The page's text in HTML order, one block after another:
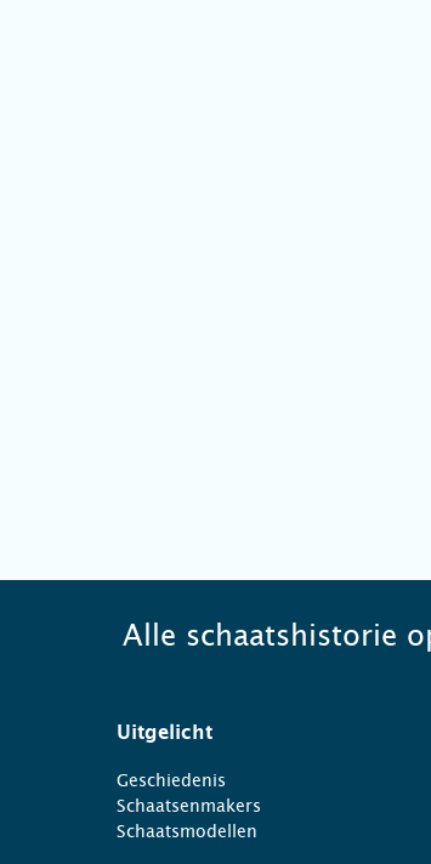
Alle schaatshistorie
Uitgelicht
Geschiedenis
Schaatsenmakers
Schaatsmodellen